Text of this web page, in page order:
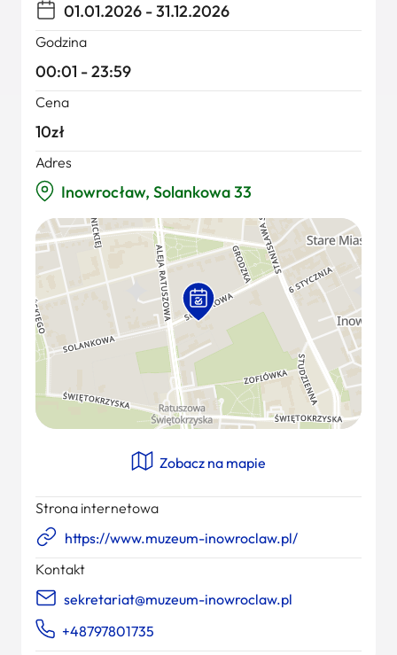
01.01.2026 - 31.12.2026
Godzina
00:01 - 23:59
Cena
10zł
Adres
Inowrocław, Solankowa 33
Zobacz na mapie
Strona internetowa
https://www.muzeum-inowroclaw.pl/
Kontakt
sekretariat@muzeum-inowroclaw.pl
+48797801735